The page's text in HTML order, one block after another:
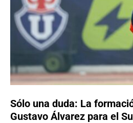
Sólo una duda: La
Gustavo Álvarez para el